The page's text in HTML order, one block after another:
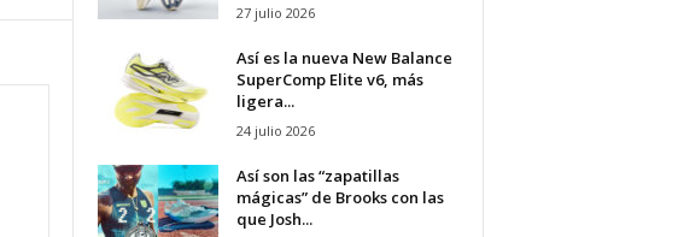
27 julio 2026
Así es la nueva New Balance
SuperComp Elite v6, más
ligera...
24 julio 2026
Así son las “zapatillas
mágicas” de Brooks con las
que Josh...